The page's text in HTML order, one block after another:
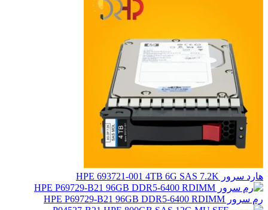
هارد سرور HPE 693721-001 4TB 6G SAS 7.2K
رم سرور HPE P69729-B21 96GB DDR5-6400 RDIMM